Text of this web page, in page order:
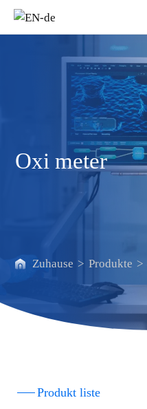
Oxi
meter
Oxi meter
Zuhause > Produkte >
Produkt liste